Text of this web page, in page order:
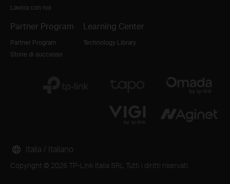
Lavora con noi
Partner Program
Partner Program
Storie di successo
Learning Center
Technology Library
Copyright © 2026 TP-Link Italia SRL Tutti i diritti riservati.
Italia / Italiano